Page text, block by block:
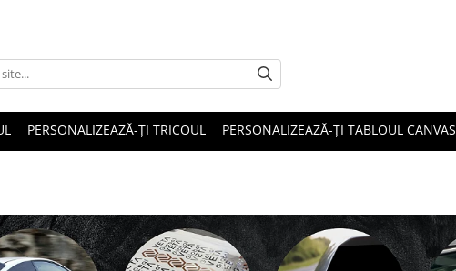
PERSONALIZEAZĂ-ȚI TRICOUL PERSONALIZEAZĂ-ȚI TABLOUL CANVAS